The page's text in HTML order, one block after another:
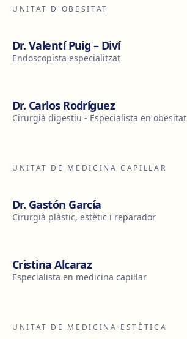
UNITAT D'OBESITAT
Dr. Valentí Puig – Diví
Endoscopista especialitzat
Dr. Carlos Rodríguez
Cirurgià digestiu - Especialista en obesitat
UNITAT DE MEDICINA CAPIL·LAR
Dr. Gastón García
Cirurgià plàstic, estètic i reparador
Cristina Alcaraz
Especialista en medicina capil·lar
UNITAT DE MEDICINA ESTÈTICA